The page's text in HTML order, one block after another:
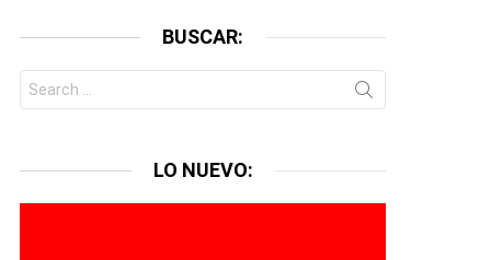
BUSCAR:
for:
LO NUEVO: